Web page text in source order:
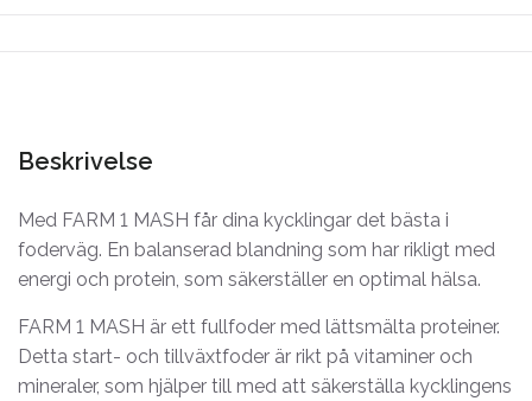
Beskrivelse
Med FARM 1 MASH får dina kycklingar det bästa i
foderväg. En balanserad blandning som har rikligt med
energi och protein, som säkerställer en optimal hälsa.
FARM 1 MASH är ett fullfoder med lättsmälta proteiner.
Detta start- och tillväxtfoder är rikt på vitaminer och
mineraler, som hjälper till med att säkerställa kycklingens